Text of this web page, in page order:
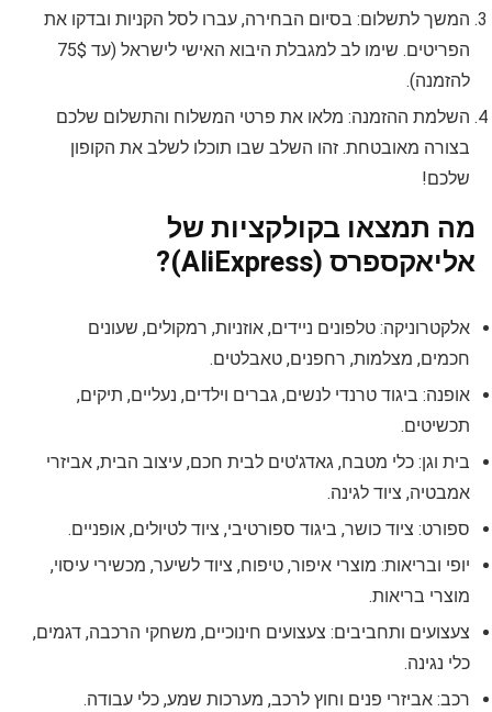
המשך לתשלום: בסיום הבחירה, עברו לסל הקניות ובדקו את
הפריטים. שימו לב למגבלת היבוא האישי לישראל (עד 75$
להזמנה).
השלמת ההזמנה: מלאו את פרטי המשלוח והתשלום שלכם
בצורה מאובטחת. זהו השלב שבו תוכלו לשלב את הקופון
שלכם!
מה תמצאו בקולקציות של
אליאקספרס (AliExpress)?
אלקטרוניקה: טלפונים ניידים, אוזניות, רמקולים, שעונים
חכמים, מצלמות, רחפנים, טאבלטים.
אופנה: ביגוד טרנדי לנשים, גברים וילדים, נעליים, תיקים,
תכשיטים.
בית וגן: כלי מטבח, גאדג'טים לבית חכם, עיצוב הבית, אביזרי
אמבטיה, ציוד לגינה.
ספורט: ציוד כושר, ביגוד ספורטיבי, ציוד לטיולים, אופניים.
יופי ובריאות: מוצרי איפור, טיפוח, ציוד לשיער, מכשירי עיסוי,
מוצרי בריאות.
צעצועים ותחביבים: צעצועים חינוכיים, משחקי הרכבה, דגמים,
כלי נגינה.
רכב: אביזרי פנים וחוץ לרכב, מערכות שמע, כלי עבודה.